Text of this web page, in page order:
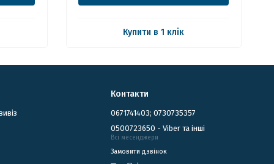
Купити в 1 клік
Контакти
0671741403; 0730735357
0500723650 - Viber та інші
Всі месенджери
Замовити дзвінок